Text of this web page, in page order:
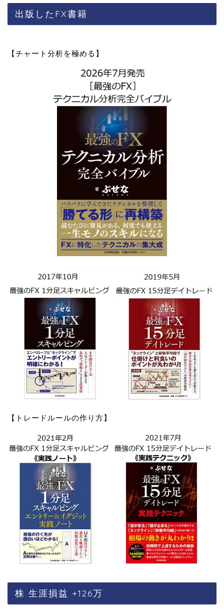
出版したFX書籍
【チャート分析を極める】
【トレードルールの作り方】
株 生涯損益 +126万